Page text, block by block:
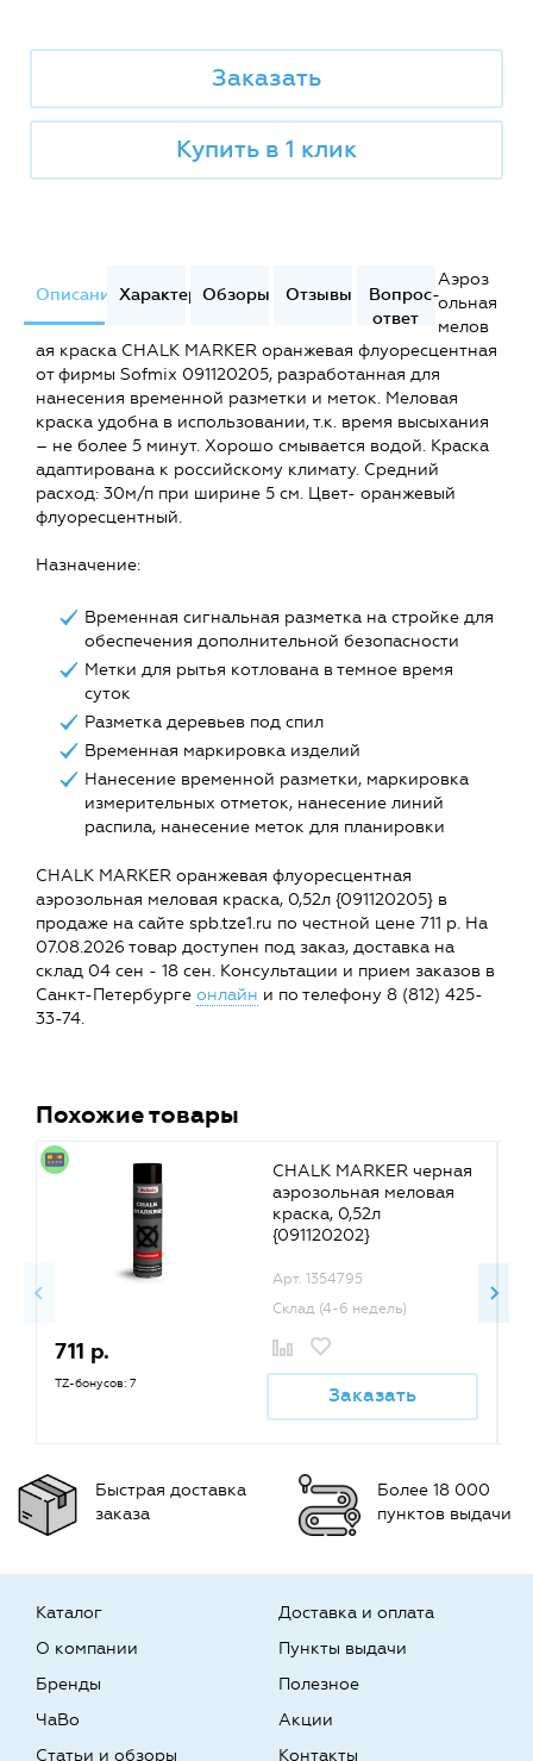
Заказать
Купить в 1 клик
ОписаниеХарактеристики
Обзоры Отзывы
Вопрос-
ответ
Аэроз
ольная
мелов
ая краска CHALK MARKER оранжевая флуоресцентная
от фирмы Sofmix 091120205, разработанная для
нанесения временной разметки и меток. Меловая
краска удобна в использовании, т.к. время высыхания
– не более 5 минут. Хорошо смывается водой. Краска
адаптирована к российскому климату. Средний
расход: 30м/п при ширине 5 см. Цвет- оранжевый
флуоресцентный.
Назначение:
Временная сигнальная разметка на стройке для
обеспечения дополнительной безопасности
Метки для рытья котлована в темное время
суток
Разметка деревьев под спил
Временная маркировка изделий
Нанесение временной разметки, маркировка
измерительных отметок, нанесение линий
распила, нанесение меток для планировки
CHALK MARKER оранжевая флуоресцентная
аэрозольная меловая краска, 0,52л {091120205} в
продаже на сайте spb.tze1.ru по честной цене 711 р. На
07.08.2026 товар доступен под заказ, доставка на
склад 04 сен - 18 сен. Консультации и прием заказов в
Санкт-Петербурге онлайн и по телефону 8 (812) 425-
33-74.
Похожие товары
CHALK MARKER черная
аэрозольная меловая
краска, 0,52л
{091120202}
Арт. 1354795
Склад (4-6 недель)
711 р.
TZ-бонусов: 7 Заказать
Быстрая доставка
заказа
Более 18 000
пунктов выдачи
Каталог
О компании
Бренды
Доставка и оплата
Пункты выдачи
Полезное
ЧаВо
Статьи и обзоры
Акции
Контакты